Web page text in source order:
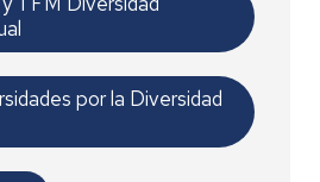
por la Diversidad